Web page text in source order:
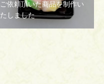
ご依頼頂いた商品を制作い
たしました